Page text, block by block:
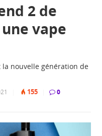
2 de
vape
la nouvelle génération de
155 0